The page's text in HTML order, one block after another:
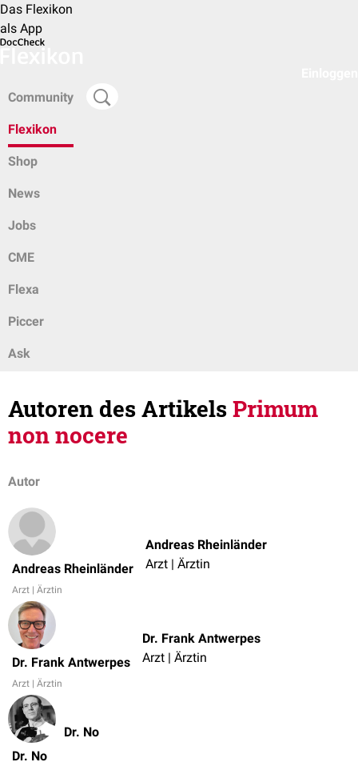
Das Flexikon
als App
Community
Flexikon
Shop
News
Jobs
CME
Flexa
Piccer
Ask
Autoren des ArtikelsPrimum
non nocere
Autor
Andreas Rheinländer
Arzt | Ärztin
Andreas Rheinländer
Arzt | Ärztin
Dr. Frank Antwerpes
Arzt | Ärztin
Dr. Frank Antwerpes
Arzt | Ärztin
Dr. No
Dr. No